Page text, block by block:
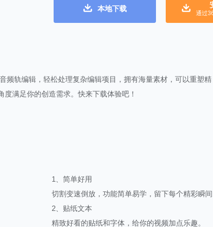
本地下载
通过
频轨编辑，轻松处理复杂编辑项目，拥有海量素材，可以重塑精
满足你的创造需求。快来下载体验吧！
1、简单好用
切割变速倒放，功能简单易学，留下每个精彩瞬间
2、贴纸文本
精致好看的贴纸和字体，给你的视频加点乐趣。